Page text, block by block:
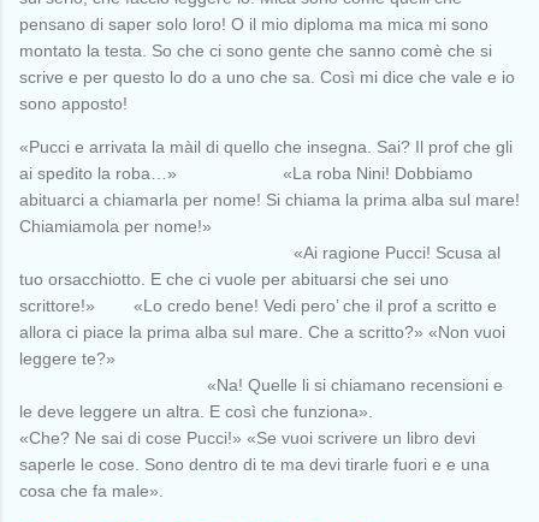
pensano di saper solo loro! O il mio diploma ma mica mi sono
montato la testa. So che ci sono gente che sanno comè che si
scrive e per questo lo do a uno che sa. Così mi dice che vale e io
sono apposto!
«Pucci e arrivata la màil di quello che insegna. Sai? Il prof che gli
ai spedito la roba…» «La roba Nini! Dobbiamo
abituarci a chiamarla per nome! Si chiama la prima alba sul mare!
Chiamiamola per nome!»
«Ai ragione Pucci! Scusa al
tuo orsacchiotto. E che ci vuole per abituarsi che sei uno
scrittore!» «Lo credo bene! Vedi pero’ che il prof a scritto e
allora ci piace la prima alba sul mare. Che a scritto?» «Non vuoi
leggere te?»
«Na! Quelle li si chiamano recensioni e
le deve leggere un altra. E così che funziona».
«Che? Ne sai di cose Pucci!» «Se vuoi scrivere un libro devi
saperle le cose. Sono dentro di te ma devi tirarle fuori e e una
cosa che fa male».